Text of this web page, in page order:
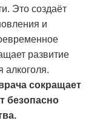
Это создаёт
и
развитие
алкоголя.
сокращает
безопасно